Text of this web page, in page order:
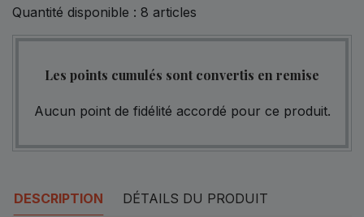
Quantité disponible : 8 articles
Les points cumulés sont convertis en remise
Aucun point de fidélité accordé pour ce produit.
DESCRIPTION DÉTAILS DU PRODUIT